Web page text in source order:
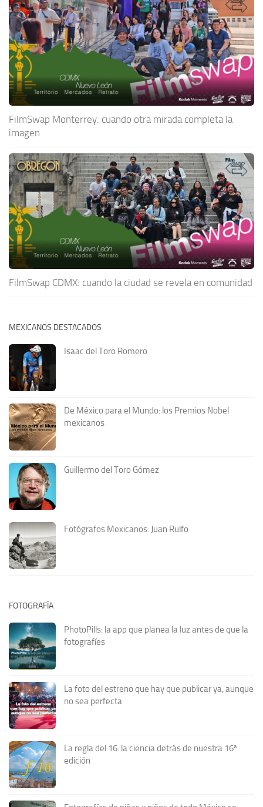
FilmSwap Monterrey: cuando otra mirada completa la
imagen
FilmSwap CDMX: cuando la ciudad se revela en comunidad
MEXICANOS DESTACADOS
Isaac del Toro Romero
De México para el Mundo: los Premios Nobel
mexicanos
Guillermo del Toro Gómez
Fotógrafos Mexicanos: Juan Rulfo
FOTOGRAFÍA
PhotoPills: la app que planea la luz antes de que la
fotografíes
La foto del estreno que hay que publicar ya, aunque
no sea perfecta
La regla del 16: la ciencia detrás de nuestra 16ª
edición